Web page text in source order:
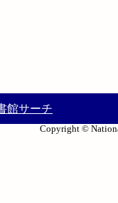
館サーチ
Copyright ©